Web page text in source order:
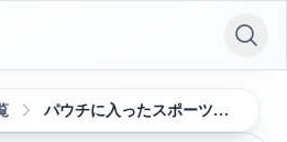
パウチに入ったスポーツドリンク